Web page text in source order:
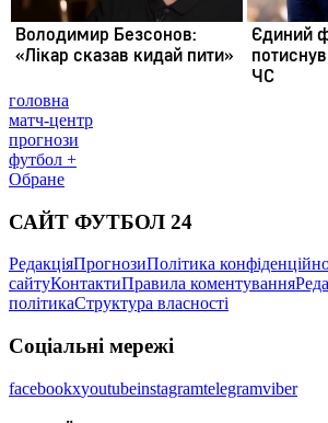
головна
матч-центр
прогнози
футбол +
Обране
САЙТ ФУТБОЛ 24
РедакціяПрогнозиПолітика
сайтуКонтактиПравила коментування
політикаСтруктура власності
Соціальні мережі
facebookxyoutubeinstagramtelegramviber